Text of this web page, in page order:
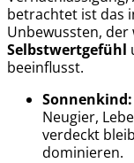
betrachtet ist das
Unbewussten,
Selbstwertgefühl
beeinflusst.
Sonnenkind:
Neugier,
verdeckt
dominieren.